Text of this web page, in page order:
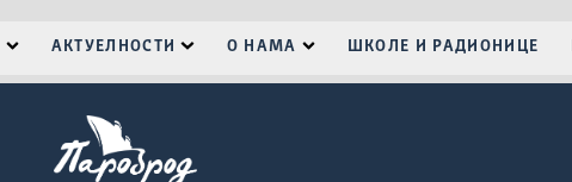
АКТУЕЛНОСТИ О НАМА ШКОЛЕ И РАДИОНИЦЕ